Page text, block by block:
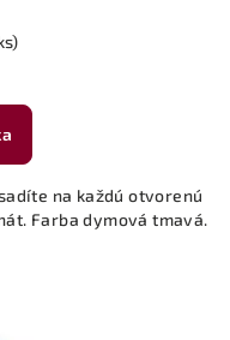
na každú otvorenú
Farba dymová tmavá.